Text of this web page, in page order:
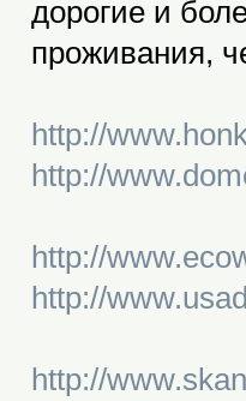
дорогие и
проживания,
http://
http://
http://
http://
http://